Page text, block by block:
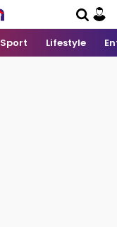
Sport Lifestyle